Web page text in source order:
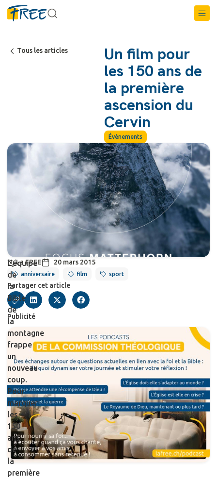
Tous les articles
Un film pour
les 150 ans de
la première
ascension du
Cervin
Événements
La FREE 20 mars 2015
anniversaire film sport
Partager cet article
Publicité
L’équipe
de
la
Bible
de
la
montagne
frappe
un
nouveau
coup.
Pour
marquer
les
150
ans
de
la
première